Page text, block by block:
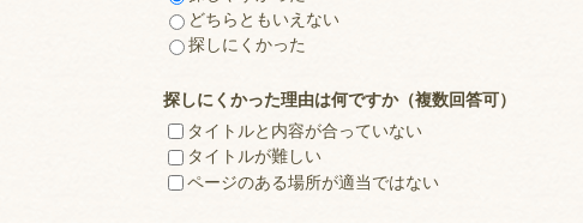
どちらともいえない
探しにくかった
探しにくかった理由は何ですか（複数回答可）
タイトルと内容が合っていない
タイトルが難しい
ページのある場所が適当ではない